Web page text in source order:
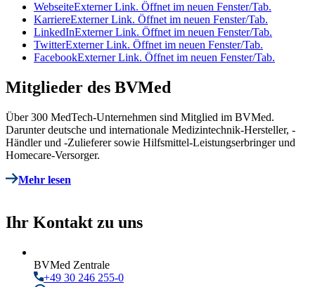
WebseiteExterner Link. Öffnet im neuen Fenster/Tab.
KarriereExterner Link. Öffnet im neuen Fenster/Tab.
LinkedInExterner Link. Öffnet im neuen Fenster/Tab.
TwitterExterner Link. Öffnet im neuen Fenster/Tab.
FacebookExterner Link. Öffnet im neuen Fenster/Tab.
Mitglieder des BVMed
Über 300 MedTech-Unternehmen sind Mitglied im BVMed.
Darunter deutsche und internationale Medizintechnik-Hersteller, -
Händler und -Zulieferer sowie Hilfsmittel-Leistungserbringer und
Homecare-Versorger.
Mehr lesen
Ihr Kontakt zu uns
BVMed Zentrale
+49 30 246 255-0